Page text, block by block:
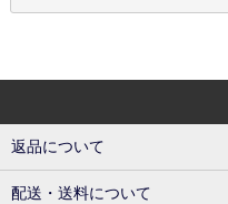
返品について
配送・送料について